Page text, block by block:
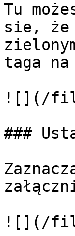
Tu
sie, że
taga
![](/
###
![](/